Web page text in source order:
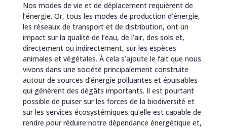
Nos modes de vie et de déplacement requièrent de
l’énergie. Or, tous les modes de production d’énergie,
les réseaux de transport et de distribution, ont un
impact sur la qualité de l’eau, de l’air, des sols et,
directement ou indirectement, sur les espèces
animales et végétales. À cela s’ajoute le fait que nous
vivons dans une société principalement construite
autour de sources d’énergie polluantes et épuisables
qui génèrent des dégâts importants. Il est pourtant
possible de puiser sur les forces de la biodiversité et
sur les services écosystémiques qu’elle est capable de
rendre pour réduire notre dépendance énergétique et,